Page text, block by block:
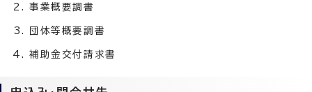
事業概要調書
団体等概要調書
補助金交付請求書